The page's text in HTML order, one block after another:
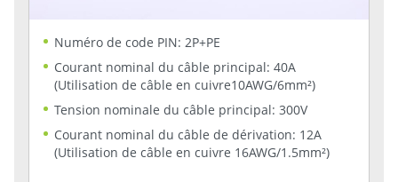
Numéro de code PIN: 2P+PE
Courant nominal du câble principal: 40A
(Utilisation de câble en cuivre10AWG/6mm²)
Tension nominale du câble principal: 300V
Courant nominal du câble de dérivation: 12A
(Utilisation de câble en cuivre 16AWG/1.5mm²)